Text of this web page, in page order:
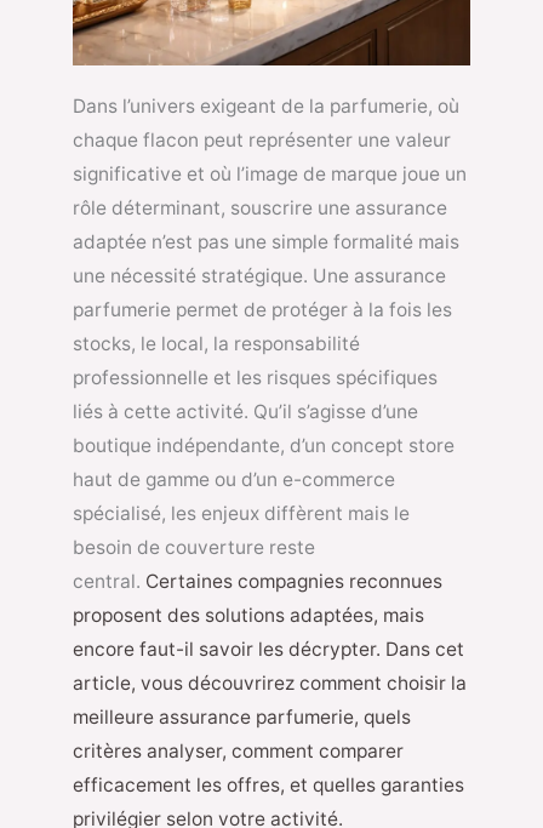
Dans l’univers exigeant de la parfumerie, où
chaque flacon peut représenter une valeur
significative et où l’image de marque joue un
rôle déterminant, souscrire une assurance
adaptée n’est pas une simple formalité mais
une nécessité stratégique. Une assurance
parfumerie permet de protéger à la fois les
stocks, le local, la responsabilité
professionnelle et les risques spécifiques
liés à cette activité. Qu’il s’agisse d’une
boutique indépendante, d’un concept store
haut de gamme ou d’un e-commerce
spécialisé, les enjeux diffèrent mais le
besoin de couverture reste
central. Certaines compagnies reconnues
proposent des solutions adaptées, mais
encore faut-il savoir les décrypter. Dans cet
article, vous découvrirez comment choisir la
meilleure assurance parfumerie, quels
critères analyser, comment comparer
efficacement les offres, et quelles garanties
privilégier selon votre activité.